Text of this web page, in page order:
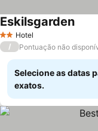
2 Estrelas
Hotel
Eskilsgarden
/ Pontuação não
Selecione as datas
exatos.